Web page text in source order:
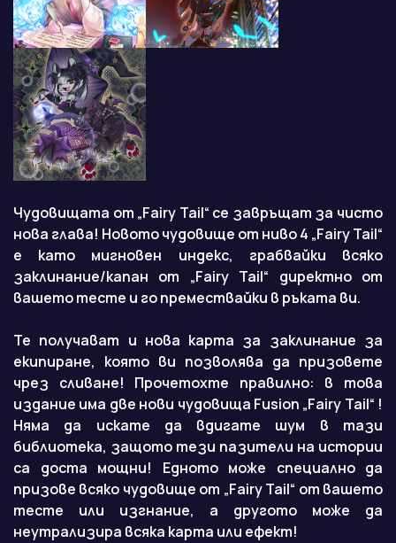
Чудовищата от „Fairy Tail“ се завръщат за чисто
нова глава! Новото чудовище от ниво 4 „Fairy Tail“
е като мигновен индекс, грабвайки всяко
заклинание/капан от „Fairy Tail“ директно от
вашето тесте и го премествайки в ръката ви.
Те получават и нова карта за заклинание за
екипиране, която ви позволява да призовете
чрез сливане! Прочетохте правилно: в това
издание има две нови чудовища Fusion „Fairy Tail“ !
Няма да искате да вдигате шум в тази
библиотека, защото тези пазители на истории
са доста мощни! Едното може специално да
призове всяко чудовище от „Fairy Tail“ от вашето
тесте или изгнание, а другото може да
неутрализира всяка карта или ефект!